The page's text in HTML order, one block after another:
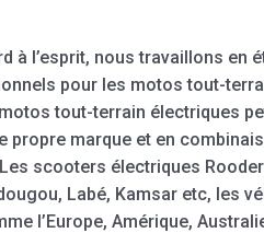
à l’esprit, nous travaillons
pour les motos tout-
tout-terrain électriques
marque et en
scooters électriques
Labé, Kamsar etc, les
l’Europe, Amérique,